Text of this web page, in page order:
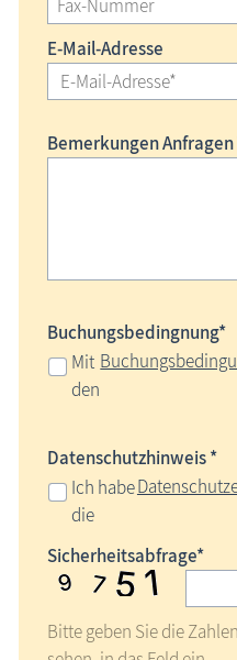
E-Mail-Adresse
Bemerkungen Anfragen
Buchungsbedingnung*
Mit
den
Datenschutzhinweis *
Ich habe
die
Sicherheitsabfrage*
Bitte geben Sie die